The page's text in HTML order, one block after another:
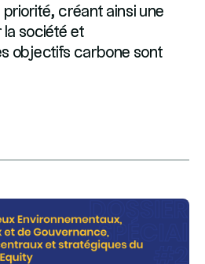
créant ainsi une
société et
objectifs carbone sont